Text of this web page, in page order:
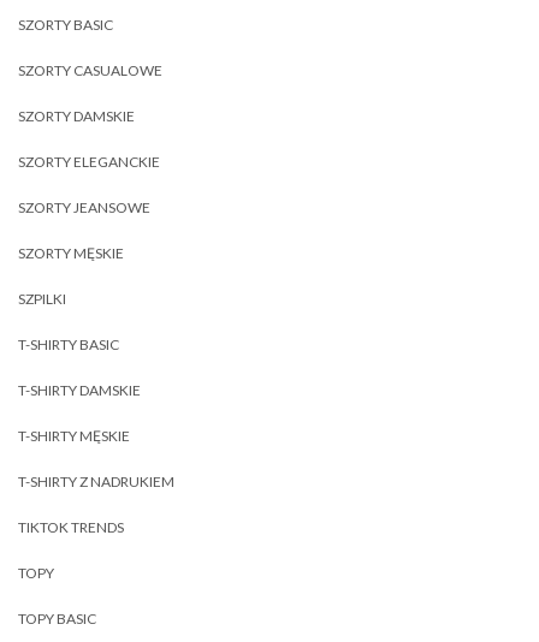
SZORTY BASIC
SZORTY CASUALOWE
SZORTY DAMSKIE
SZORTY ELEGANCKIE
SZORTY JEANSOWE
SZORTY MĘSKIE
SZPILKI
T-SHIRTY BASIC
T-SHIRTY DAMSKIE
T-SHIRTY MĘSKIE
T-SHIRTY Z NADRUKIEM
TIKTOK TRENDS
TOPY
TOPY BASIC